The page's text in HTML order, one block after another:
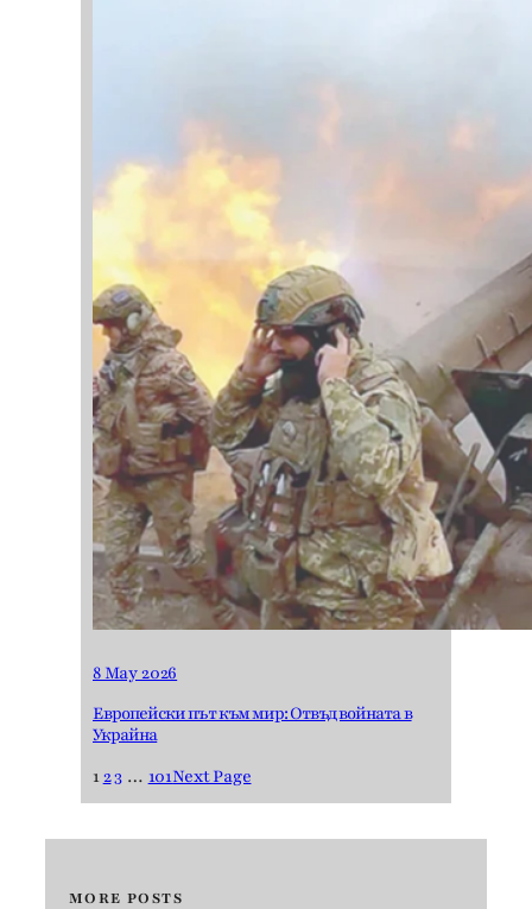
8 May 2026
Европейски път към мир: Отвъд войната в
Украйна
123 … 101Next Page
MORE POSTS